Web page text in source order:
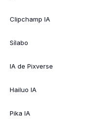
Clipchamp IA
Sílabo
IA de Pixverse
Hailuo IA
Pika IA